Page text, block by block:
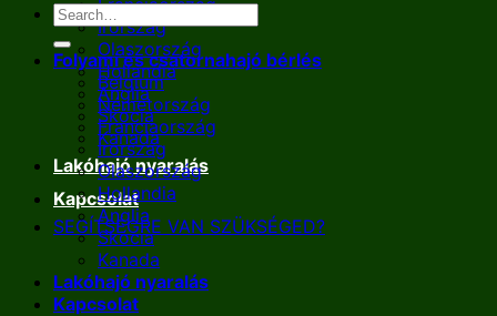
Franciaország
Írország
Olaszország
Hollandia
Anglia
Skócia
Kanada
Lakóhajó nyaralás
Kapcsolat
SEGÍTSÉGRE VAN SZÜKSÉGED?
Folyami és csatornahajó bérlés
Belgium
Németország
Franciaország
Írország
Olaszország
Hollandia
Anglia
Skócia
Kanada
Lakóhajó nyaralás
Kapcsolat